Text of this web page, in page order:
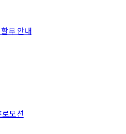
부 안내
모션